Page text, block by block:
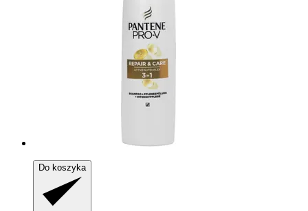
Do koszyka